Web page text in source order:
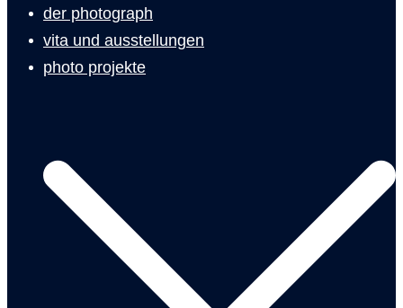
der photograph
vita und ausstellungen
photo projekte